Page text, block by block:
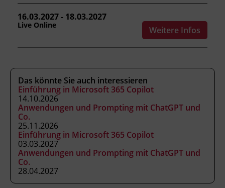
Anbieter_innen, Betreiber_innen und
Nutzer_innen unterscheiden.
Maßnahmen für einen sicheren und
gesetzeskonformen KI-Einsatz im
Kursformat
Live Online
Leitung
Fachtrainer_in
Abschluss
16.03.2027 - 18.03.2027
Live Online Weitere Infos
Das könnte Sie auch interessieren
Einführung in Microsoft 365 Copilot
14.10.2026
Anwendungen und Prompting mit ChatGPT und
Co.
25.11.2026
Einführung in Microsoft 365 Copilot
03.03.2027
Anwendungen und Prompting mit ChatGPT und
Co.
28.04.2027